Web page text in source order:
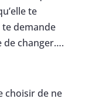
te
demande
de changer….
choisir de ne